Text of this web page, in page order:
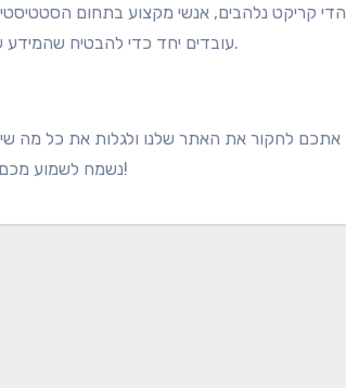
עובדים יחד כדי להבטיח שהמידע שאתם מקבלים הוא לא רק מדויק, אלא גם מעניין ומועיל.
אתכם לחקור את האתר שלנו ולגלות את כל מה
. נשמח לשמוע מכם!